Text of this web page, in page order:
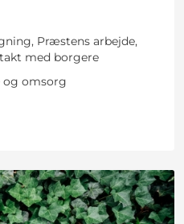
Præstens arbejde,
med borgere
og omsorg